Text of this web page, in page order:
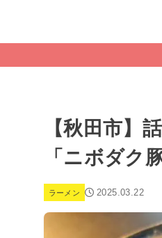
【秋田市】
「ニボダク
ラーメン 2025.03.22